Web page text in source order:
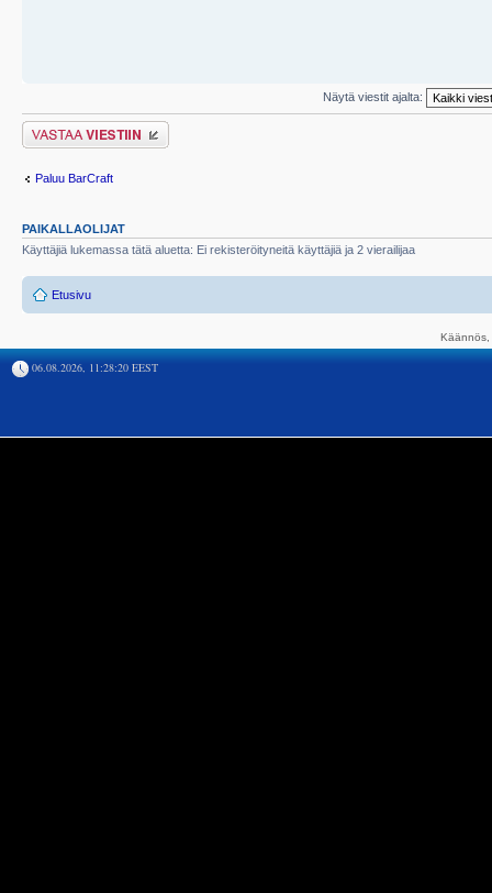
Näytä viestit ajalta:
Lähetä vastaus
Paluu BarCraft
PAIKALLAOLIJAT
Käyttäjiä lukemassa tätä aluetta: Ei rekisteröityneitä käyttäjiä ja 2 vierailijaa
Etusivu
06.08.2026, 11:28:20 EEST